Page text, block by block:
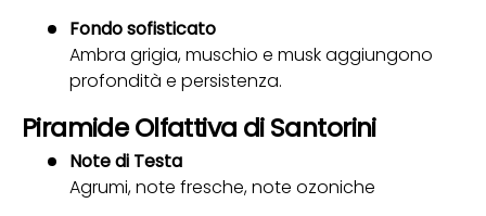
Fondo sofisticato
Ambra grigia, muschio e musk aggiungono
profondità e persistenza.
Piramide Olfattiva di Santorini
Note di Testa
Agrumi, note fresche, note ozoniche